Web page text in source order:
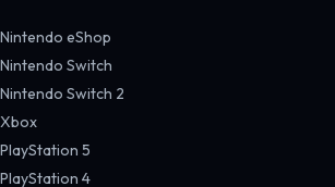
Nintendo eShop
Nintendo Switch
Nintendo Switch 2
Xbox
PlayStation 5
PlayStation 4